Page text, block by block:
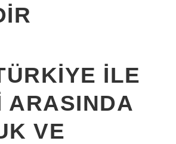
ILE
ARASINDA
VE